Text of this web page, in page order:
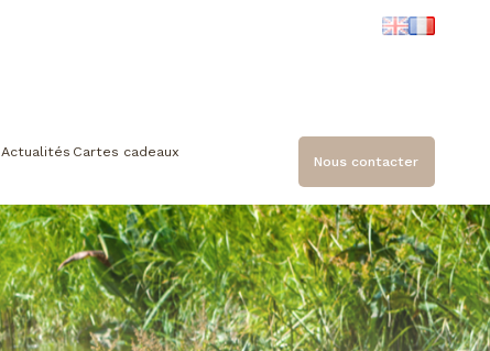
Actualités Cartes cadeaux
Nous contacter